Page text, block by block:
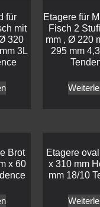
für
mit
320
3L
Etagere für
Fisch 2
mm , Ø 220
295 mm
Brot
x 60
Etagere
x 310 mm
mm 18/10